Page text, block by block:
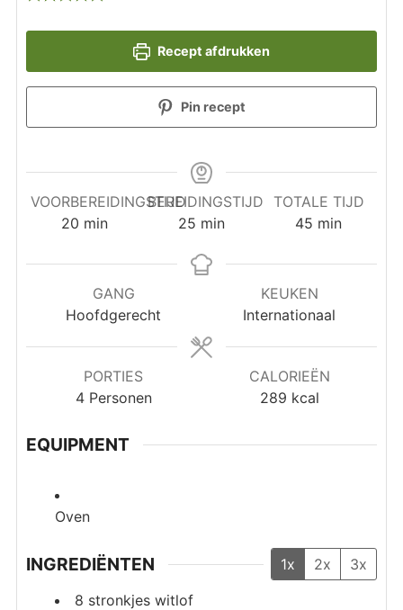
Recept afdrukken
Pin recept
VOORBEREIDINGSTIJD
20minuten
min
BEREIDINGSTIJD
25 minuten
min
TOTALE TIJD
45 minuten
min
GANG
Hoofdgerecht
KEUKEN
Internationaal
PORTIES
4 Personen
CALORIEËN
289 kcal
EQUIPMENT
Oven
INGREDIËNTEN 1x 2x
3x
8 stronkjes witlof